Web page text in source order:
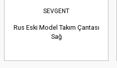
SEVGENT
Rus Eski Model Takım Çantası
Sağ